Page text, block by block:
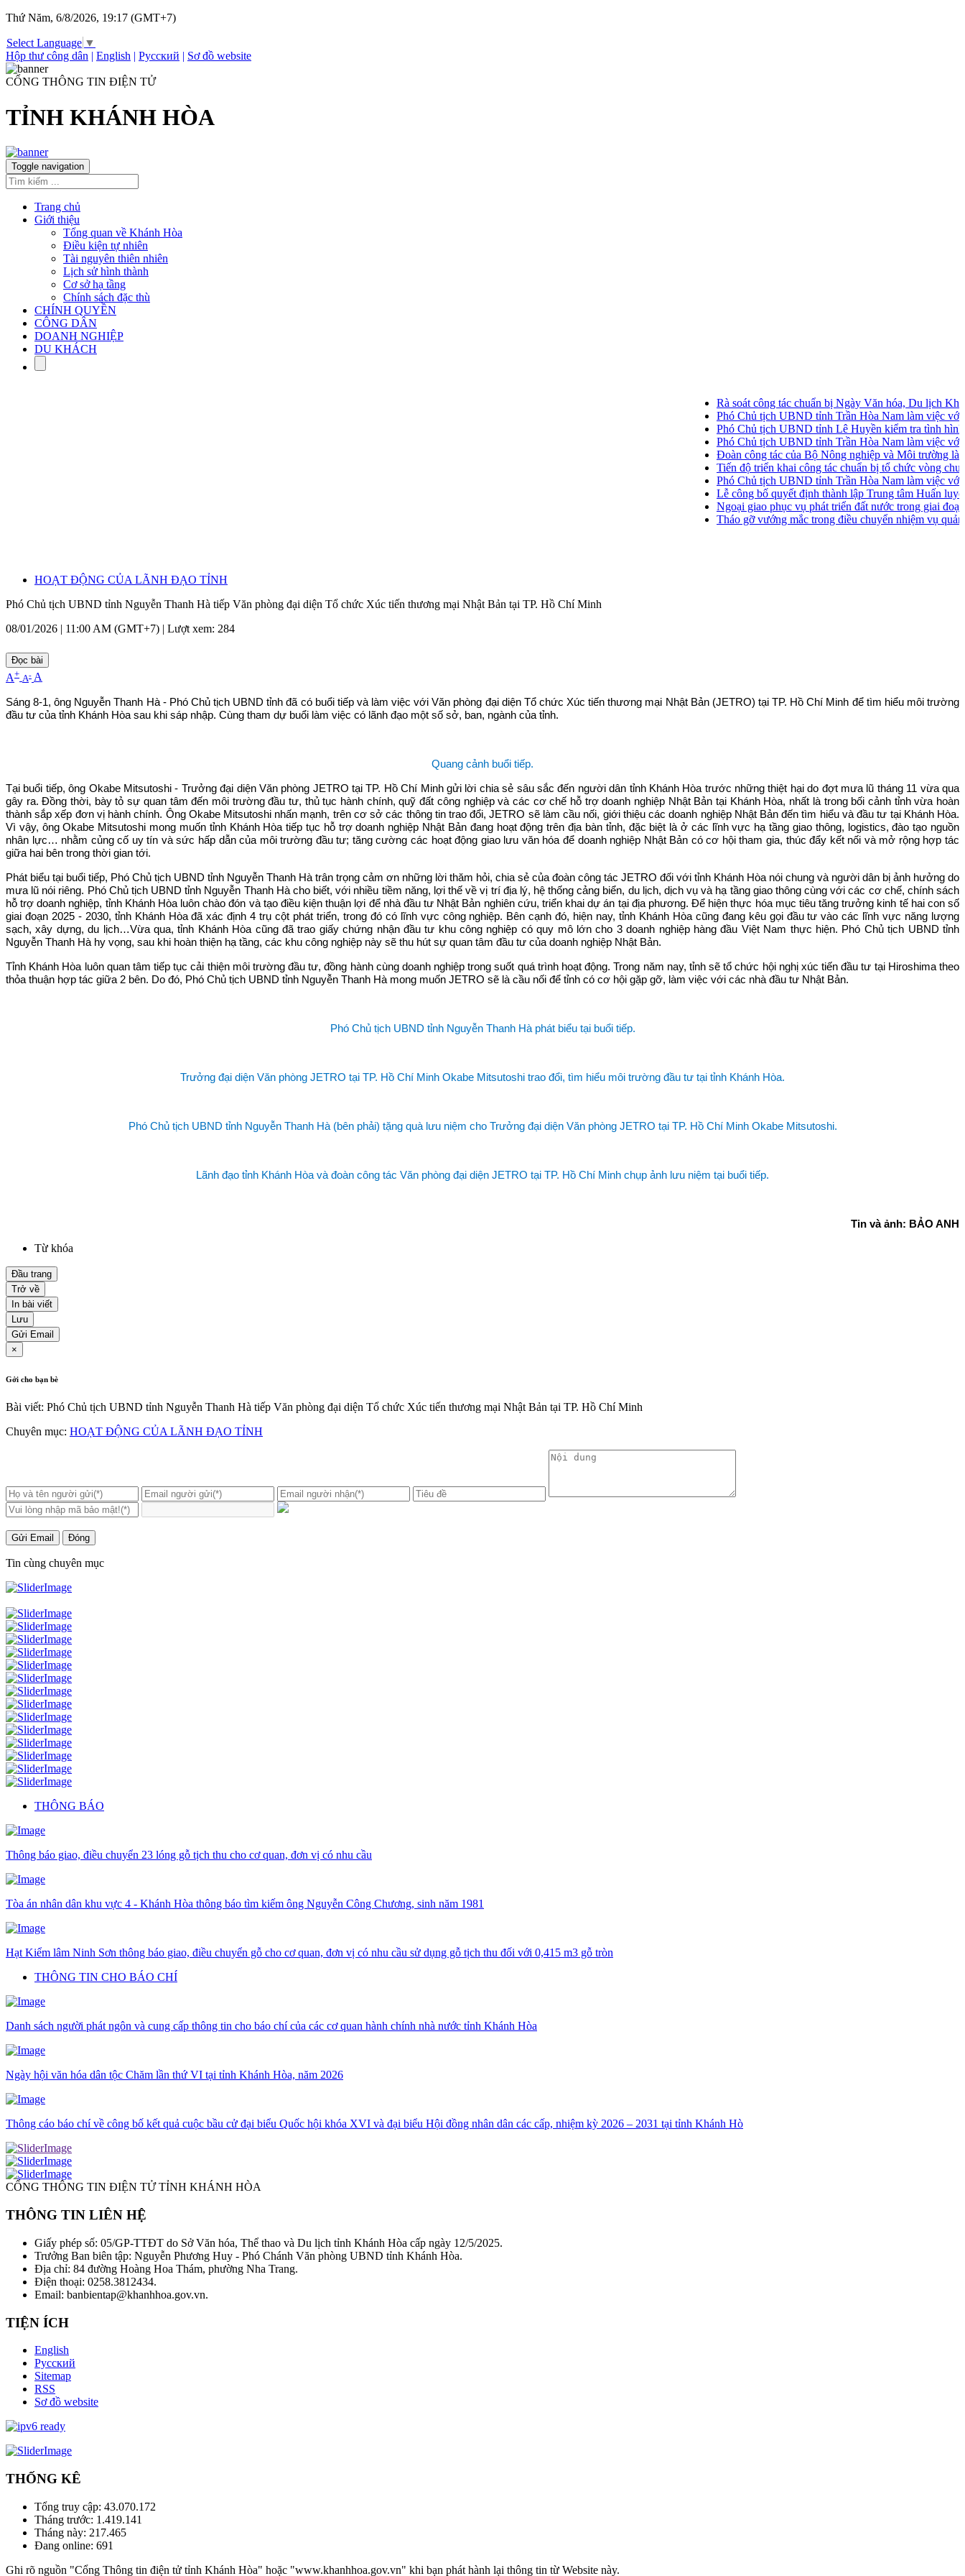
Thứ Năm, 6/8/2026, 19:17 (GMT+7)
Select Language ▼
Hộp thư công dân | English | Русский | Sơ đồ website
CỔNG THÔNG TIN ĐIỆN TỬ
TỈNH KHÁNH HÒA
Toggle navigation
Trang chủ
Giới thiệu
Tổng quan về Khánh Hòa
Điều kiện tự nhiên
Tài nguyên thiên nhiên
Lịch sử hình thành
Cơ sở hạ tầng
Chính sách đặc thù
CHÍNH QUYỀN
CÔNG DÂN
DOANH NGHIỆP
DU KHÁCH
Rà soát công tác chuẩn bị Ngày Văn hóa, Du lịch Khánh
Phó Chủ tịch UBND tỉnh Trần Hòa Nam làm việc với
Phó Chủ tịch UBND tỉnh Lê Huyền kiểm tra tình hình
Phó Chủ tịch UBND tỉnh Trần Hòa Nam làm việc với 3
Đoàn công tác của Bộ Nông nghiệp và Môi trường làm
Tiến độ triển khai công tác chuẩn bị tổ chức vòng chung
Phó Chủ tịch UBND tỉnh Trần Hòa Nam làm việc với
Lễ công bố quyết định thành lập Trung tâm Huấn luyện
Ngoại giao phục vụ phát triển đất nước trong giai đoạn
Tháo gỡ vướng mắc trong điều chuyển nhiệm vụ quản
HOẠT ĐỘNG CỦA LÃNH ĐẠO TỈNH
Phó Chủ tịch UBND tỉnh Nguyễn Thanh Hà tiếp Văn phòng đại diện Tổ chức Xúc tiến thương mại Nhật Bản tại TP. Hồ Chí Minh
08/01/2026 | 11:00 AM (GMT+7) | Lượt xem: 284
Đọc bài
A+ A- A
Sáng 8-1, ông Nguyễn Thanh Hà - Phó Chủ tịch UBND tỉnh đã có buổi tiếp và làm việc với Văn phòng đại diện Tổ chức Xúc tiến thương mại Nhật Bản (JETRO) tại TP. Hồ Chí Minh để tìm hiểu môi trường
đầu tư của tỉnh Khánh Hòa sau khi sáp nhập. Cùng tham dự buổi làm việc có lãnh đạo một số sở, ban, ngành của tỉnh.
Quang cảnh buổi tiếp.
Tại buổi tiếp, ông Okabe Mitsutoshi - Trưởng đại diện Văn phòng JETRO tại TP. Hồ Chí Minh gửi lời chia sẻ sâu sắc đến người dân tỉnh Khánh Hòa trước những thiệt hại do đợt mưa lũ tháng 11 vừa qua
gây ra. Đồng thời, bày tỏ sự quan tâm đến môi trường đầu tư, thủ tục hành chính, quỹ đất công nghiệp và các cơ chế hỗ trợ doanh nghiệp Nhật Bản tại Khánh Hòa, nhất là trong bối cảnh tỉnh vừa hoàn
thành sắp xếp đơn vị hành chính. Ông Okabe Mitsutoshi nhấn mạnh, trên cơ sở các thông tin trao đổi, JETRO sẽ làm cầu nối, giới thiệu các doanh nghiệp Nhật Bản đến tìm hiểu và đầu tư tại Khánh Hòa.
Vì vậy, ông Okabe Mitsutoshi mong muốn tỉnh Khánh Hòa tiếp tục hỗ trợ doanh nghiệp Nhật Bản đang hoạt động trên địa bàn tỉnh, đặc biệt là ở các lĩnh vực hạ tầng giao thông, logistics, đào tạo nguồn
nhân lực… nhằm củng cố uy tín và sức hấp dẫn của môi trường đầu tư; tăng cường các hoạt động giao lưu văn hóa để doanh nghiệp Nhật Bản có cơ hội tham gia, thúc đẩy kết nối và mở rộng hợp tác
giữa hai bên trong thời gian tới.
Phát biểu tại buổi tiếp, Phó Chủ tịch UBND tỉnh Nguyễn Thanh Hà trân trọng cảm ơn những lời thăm hỏi, chia sẻ của đoàn công tác JETRO đối với tỉnh Khánh Hòa nói chung và người dân bị ảnh hưởng do
mưa lũ nói riêng. Phó Chủ tịch UBND tỉnh Nguyễn Thanh Hà cho biết, với nhiều tiềm năng, lợi thế về vị trí địa lý, hệ thống cảng biển, du lịch, dịch vụ và hạ tầng giao thông cùng với các cơ chế, chính sách
hỗ trợ doanh nghiệp, tỉnh Khánh Hòa luôn chào đón và tạo điều kiện thuận lợi để nhà đầu tư Nhật Bản nghiên cứu, triển khai dự án tại địa phương. Để hiện thực hóa mục tiêu tăng trưởng kinh tế hai con số
giai đoạn 2025 - 2030, tỉnh Khánh Hòa đã xác định 4 trụ cột phát triển, trong đó có lĩnh vực công nghiệp. Bên cạnh đó, hiện nay, tỉnh Khánh Hòa cũng đang kêu gọi đầu tư vào các lĩnh vực năng lượng
sạch, xây dựng, du lịch…Vừa qua, tỉnh Khánh Hòa cũng đã trao giấy chứng nhận đầu tư khu công nghiệp có quy mô lớn cho 3 doanh nghiệp hàng đầu Việt Nam thực hiện. Phó Chủ tịch UBND tỉnh
Nguyễn Thanh Hà hy vọng, sau khi hoàn thiện hạ tầng, các khu công nghiệp này sẽ thu hút sự quan tâm đầu tư của doanh nghiệp Nhật Bản.
Tỉnh Khánh Hòa luôn quan tâm tiếp tục cải thiện môi trường đầu tư, đồng hành cùng doanh nghiệp trong suốt quá trình hoạt động. Trong năm nay, tỉnh sẽ tổ chức hội nghị xúc tiến đầu tư tại Hiroshima theo
thỏa thuận hợp tác giữa 2 bên. Do đó, Phó Chủ tịch UBND tỉnh Nguyễn Thanh Hà mong muốn JETRO sẽ là cầu nối để tỉnh có cơ hội gặp gỡ, làm việc với các nhà đầu tư Nhật Bản.
Phó Chủ tịch UBND tỉnh Nguyễn Thanh Hà phát biểu tại buổi tiếp.
Trưởng đại diện Văn phòng JETRO tại TP. Hồ Chí Minh Okabe Mitsutoshi trao đổi, tìm hiểu môi trường đầu tư tại tỉnh Khánh Hòa.
Phó Chủ tịch UBND tỉnh Nguyễn Thanh Hà (bên phải) tặng quà lưu niệm cho Trưởng đại diện Văn phòng JETRO tại TP. Hồ Chí Minh Okabe Mitsutoshi.
Lãnh đạo tỉnh Khánh Hòa và đoàn công tác Văn phòng đại diện JETRO tại TP. Hồ Chí Minh chụp ảnh lưu niệm tại buổi tiếp.
Tin và ảnh: BẢO ANH
Từ khóa
Đầu trang
Trở về
In bài viết
Lưu
Gửi Email
×
Gởi cho bạn bè
Bài viết: Phó Chủ tịch UBND tỉnh Nguyễn Thanh Hà tiếp Văn phòng đại diện Tổ chức Xúc tiến thương mại Nhật Bản tại TP. Hồ Chí Minh
Chuyên mục: HOẠT ĐỘNG CỦA LÃNH ĐẠO TỈNH
Gửi Email Đóng
Tin cùng chuyên mục
THÔNG BÁO
Thông báo giao, điều chuyển 23 lóng gỗ tịch thu cho cơ quan, đơn vị có nhu cầu
Tòa án nhân dân khu vực 4 - Khánh Hòa thông báo tìm kiếm ông Nguyễn Công Chương, sinh năm 1981
Hạt Kiểm lâm Ninh Sơn thông báo giao, điều chuyển gỗ cho cơ quan, đơn vị có nhu cầu sử dụng gỗ tịch thu đối với 0,415 m3 gỗ tròn
THÔNG TIN CHO BÁO CHÍ
Danh sách người phát ngôn và cung cấp thông tin cho báo chí của các cơ quan hành chính nhà nước tỉnh Khánh Hòa
Ngày hội văn hóa dân tộc Chăm lần thứ VI tại tỉnh Khánh Hòa, năm 2026
Thông cáo báo chí về công bố kết quả cuộc bầu cử đại biểu Quốc hội khóa XVI và đại biểu Hội đồng nhân dân các cấp, nhiệm kỳ 2026 – 2031 tại tỉnh Khánh Hò
CỔNG THÔNG TIN ĐIỆN TỬ TỈNH KHÁNH HÒA
THÔNG TIN LIÊN HỆ
Giấy phép số: 05/GP-TTĐT do Sở Văn hóa, Thể thao và Du lịch tỉnh Khánh Hòa cấp ngày 12/5/2025.
Trưởng Ban biên tập: Nguyễn Phương Huy - Phó Chánh Văn phòng UBND tỉnh Khánh Hòa.
Địa chỉ: 84 đường Hoàng Hoa Thám, phường Nha Trang.
Điện thoại: 0258.3812434.
Email: banbientap@khanhhoa.gov.vn.
TIỆN ÍCH
English
Русский
Sitemap
RSS
Sơ đồ website
THỐNG KÊ
Tổng truy cập: 43.070.172
Tháng trước: 1.419.141
Tháng này: 217.465
Đang online: 691
Ghi rõ nguồn "Cổng Thông tin điện tử tỉnh Khánh Hòa" hoặc "www.khanhhoa.gov.vn" khi bạn phát hành lại thông tin từ Website này.